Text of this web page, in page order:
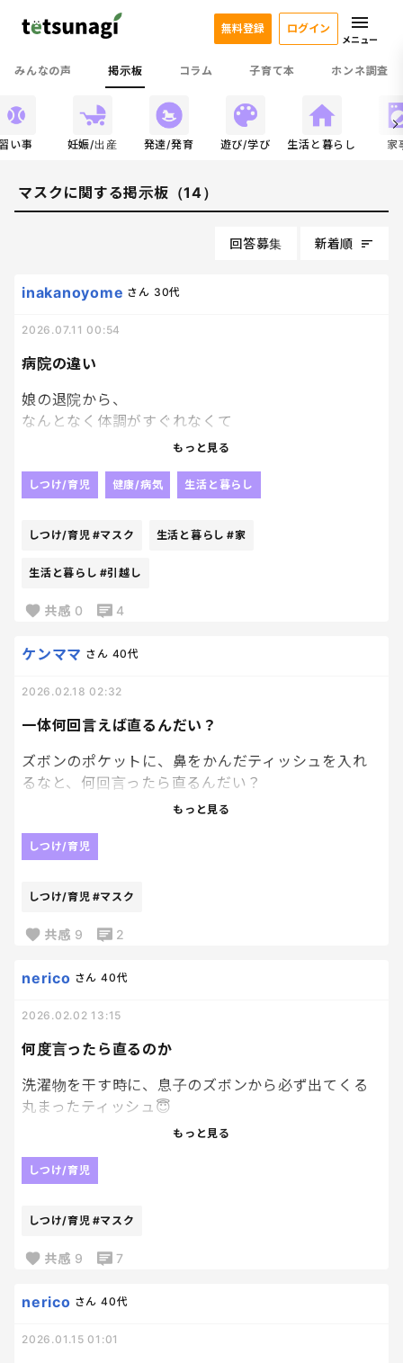
みんなの声 掲示板 コラム 子育て本 ホンネ調査
無料登録 ログイン
メニュー
い事 妊娠/出産 発達/発育 遊び/学び 生活と暮らし 家
マスクに関する掲示板（14）
回答募集 新着順
病院の違い
inakanoyome さん 30代
2026.07.11 00:54
娘の退院から、
なんとなく体調がすぐれなくて
昨日近くの医療センター行ったんだけど、
お話して終わり。になっちゃって。
で、帰宅しんだけど、
娘のこともあったし
考えてたら
もう数年行ってないけど
っていう病院思い出して
結果、やっぱりここ！！！
しっかり話聞いてくれるし
しっかり診てくれようとしてくれたし
そして先生がマスクイケオジ。笑
受付の方も看護師さんも
距離はあるけど
もらって帰れる病院がいいよね。
もうここに通おう。
お母さんって、休みないから
家でまた始まるからね
って、マスクイケオジ先生が
やさしく言ってくれました。笑笑
もっと見る
しつけ/育児 健康/病気 生活と暮らし
しつけ/育児 #マスク 生活と暮らし #家
生活と暮らし #引越し
共感 0 4
一体何回言えば直るんだい？
ケンママ さん 40代
2026.02.18 02:32
ズボンのポケットに、鼻をかんだティッシュを入れ
るなと、何回言ったら直るんだい？
の塊が出てくるんだよね。
汚いよね？
出してほしいんだよね？
こないだは、洗濯後に使用済みマスクが3つも出てき
捨てる暇もない医療従事者なの？
これ、いつか結婚してもやり続けて、奥さんから三行
半つきつけられない？
「離婚原因は、ポケットに詰め込んだティッシュで
みたいな。
今のうちにそのポケットに入れる癖やめて。
もやめて。
もっと見る
しつけ/育児
しつけ/育児 #マスク
共感 9 2
何度言ったら直るのか
nerico さん 40代
2026.02.02 13:15
洗濯物を干す時に、息子のズボンから必ず出てくる
丸まったティッシュ😇
鼻かんだやつをポケットに入れるなと、何度も何度
生き物は。
もっと見る
しつけ/育児
しつけ/育児 #マスク
共感 9 7
nerico さん 40代
2026.01.15 01:01